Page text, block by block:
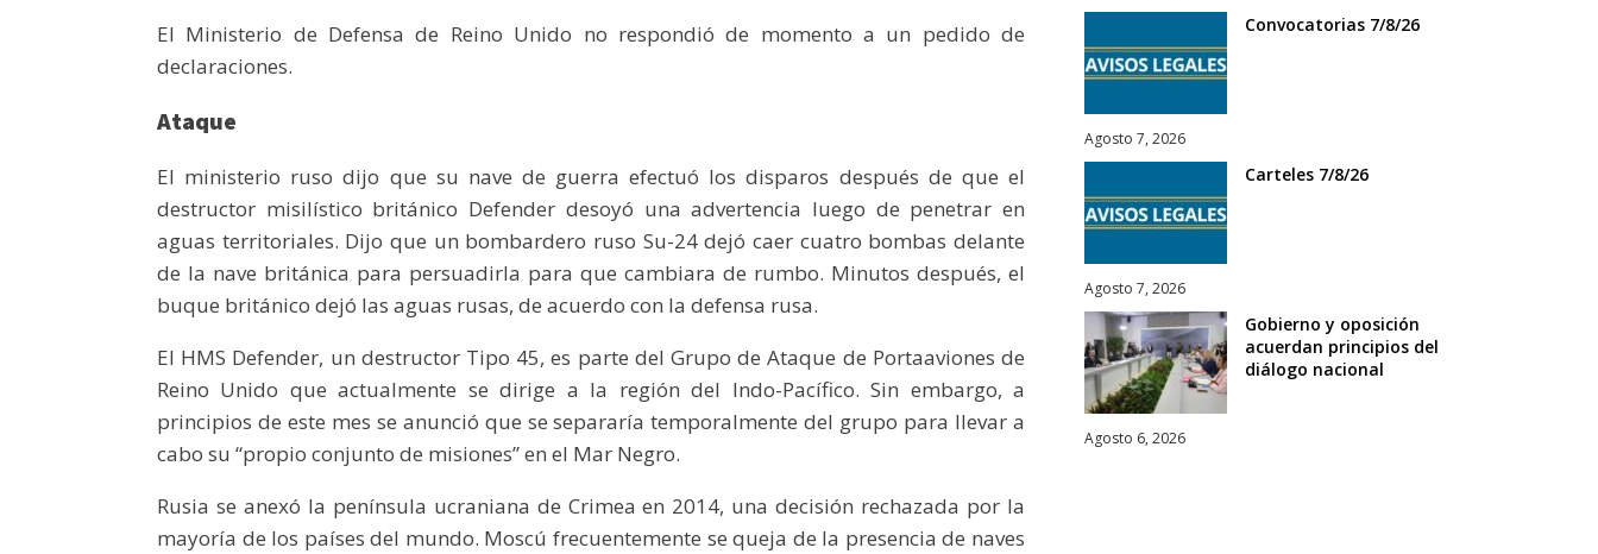
El Ministerio de Defensa de Reino Unido no respondió de momento a un pedido de
declaraciones.
Ataque
El ministerio ruso dijo que su nave de guerra efectuó los disparos después de que el
destructor misilístico británico Defender desoyó una advertencia luego de penetrar en
aguas territoriales. Dijo que un bombardero ruso Su-24 dejó caer cuatro bombas delante
de la nave británica para persuadirla para que cambiara de rumbo. Minutos después, el
buque británico dejó las aguas rusas, de acuerdo con la defensa rusa.
El HMS Defender, un destructor Tipo 45, es parte del Grupo de Ataque de Portaaviones de
Reino Unido que actualmente se dirige a la región del Indo-Pacífico. Sin embargo, a
principios de este mes se anunció que se separaría temporalmente del grupo para llevar a
cabo su “propio conjunto de misiones” en el Mar Negro.
Rusia se anexó la península ucraniana de Crimea en 2014, una decisión rechazada por la
mayoría de los países del mundo. Moscú frecuentemente se queja de la presencia de naves
Convocatorias 7/8/26
Agosto 7, 2026
Carteles 7/8/26
Agosto 7, 2026
Gobierno y oposición
acuerdan principios del
diálogo nacional
Agosto 6, 2026